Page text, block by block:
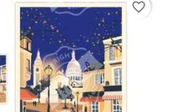
favorite_border